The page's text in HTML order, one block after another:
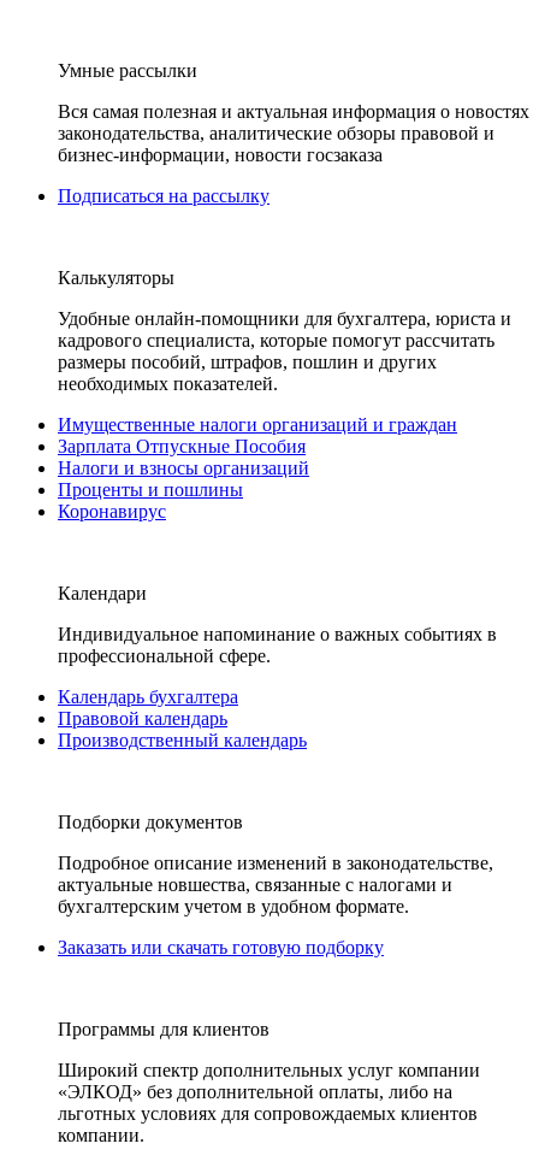
Умные рассылки
Вся самая полезная и актуальная информация о новостях
законодательства, аналитические обзоры правовой и
бизнес-информации, новости госзаказа
Подписаться на рассылку
Калькуляторы
Удобные онлайн-помощники для бухгалтера, юриста и
кадрового специалиста, которые помогут рассчитать
размеры пособий, штрафов, пошлин и других
необходимых показателей.
Имущественные налоги организаций и граждан
Зарплата Отпускные Пособия
Налоги и взносы организаций
Проценты и пошлины
Коронавирус
Календари
Индивидуальное напоминание о важных событиях в
профессиональной сфере.
Календарь бухгалтера
Правовой календарь
Производственный календарь
Подборки документов
Подробное описание изменений в законодательстве,
актуальные новшества, связанные с налогами и
бухгалтерским учетом в удобном формате.
Заказать или скачать готовую подборку
Программы для клиентов
Широкий спектр дополнительных услуг компании
«ЭЛКОД» без дополнительной оплаты, либо на
льготных условиях для сопровождаемых клиентов
компании.